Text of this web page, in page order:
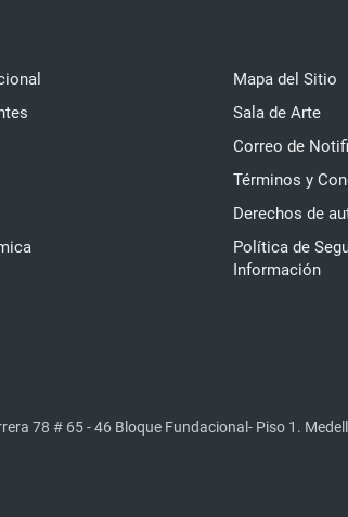
Mapa del Sitio
Sala de Arte
Correo de
Términos y
Derechos de
Política de
Información
78 # 65 - 46 Bloque Fundacional- Piso 1.